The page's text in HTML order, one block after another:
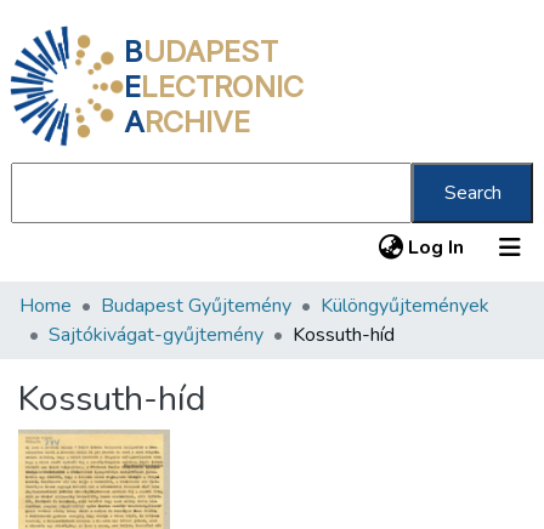
BUDAPEST
ELECTRONIC
ARCHIVE
Search
Log In (current)
Communities & Collections
Statistics
About us
Home Budapest Gyűjtemény
Különgyűjtemények
Sajtókivágat-gyűjtemény
Kossuth-híd
Kossuth-híd